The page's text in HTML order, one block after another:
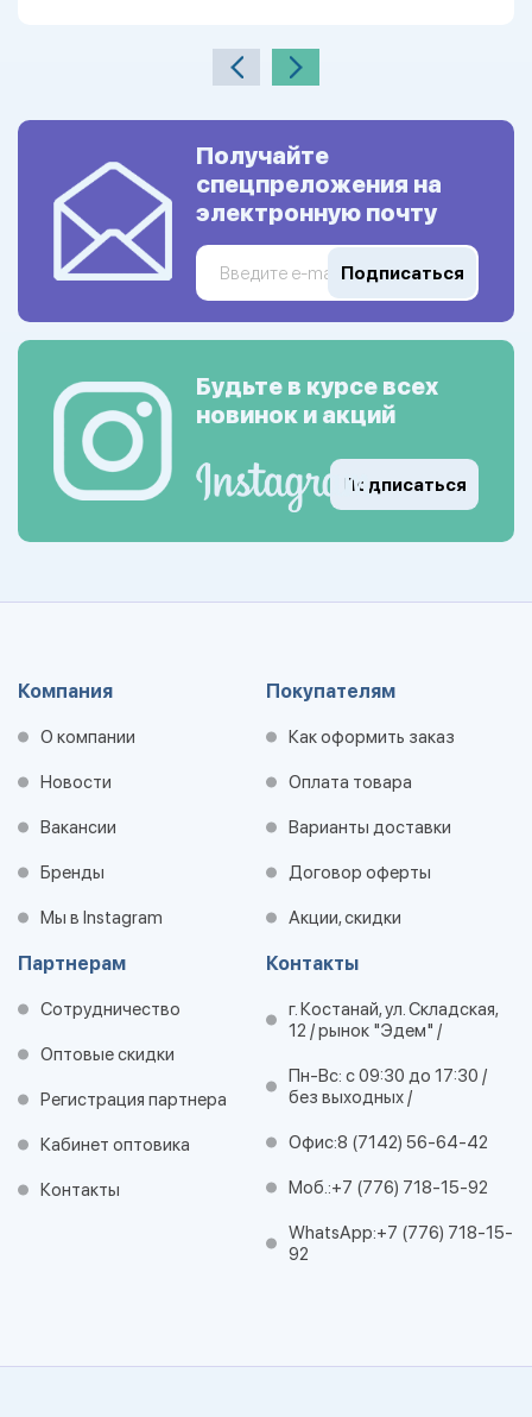
Получайте
спецпреложения на
электронную почту
Подписаться
Будьте в курсе всех
новинок и акций
Подписаться
Компания
О компании
Новости
Вакансии
Бренды
Мы в Instagram
Покупателям
Как оформить заказ
Оплата товара
Варианты доставки
Договор оферты
Акции, скидки
Партнерам
Сотрудничество
Оптовые скидки
Регистрация партнера
Кабинет оптовика
Контакты
Контакты
г. Костанай, ул. Складская,
12 / рынок "Эдем" /
Пн-Вс: с 09:30 до 17:30 /
без выходных /
Офис:8 (7142) 56-64-42
Моб.:+7 (776) 718-15-92
WhatsApp:+7 (776) 718-15-
92